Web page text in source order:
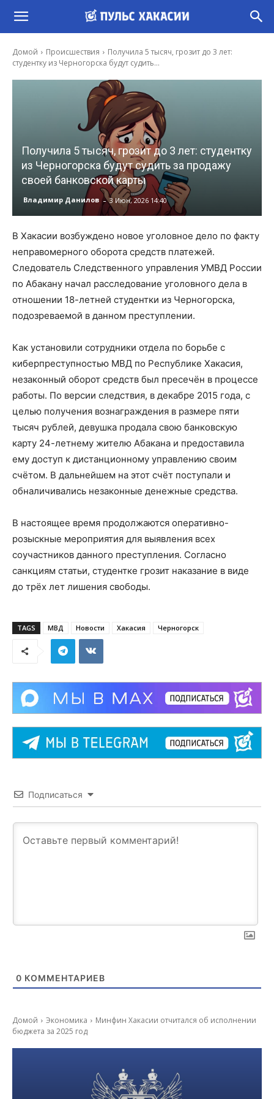
Домой Происшествия
Получила 5 тысяч, грозит до 3 лет:
студентку из Черногорска будут судить...
Получила 5 тысяч, грозит до 3 лет: студентку
из Черногорска будут судить за продажу
своей банковской карты
Владимир Данилов - 3 Июн, 2026 14:40
В Хакасии возбуждено новое уголовное дело по факту
неправомерного оборота средств платежей.
Следователь Следственного управления УМВД России
по Абакану начал расследование уголовного дела в
отношении 18-летней студентки из Черногорска,
подозреваемой в данном преступлении.
Как установили сотрудники отдела по борьбе с
киберпреступностью МВД по Республике Хакасия,
незаконный оборот средств был пресечён в процессе
работы. По версии следствия, в декабре 2015 года, с
целью получения вознаграждения в размере пяти
тысяч рублей, девушка продала свою банковскую
карту 24-летнему жителю Абакана и предоставила
ему доступ к дистанционному управлению своим
счётом. В дальнейшем на этот счёт поступали и
обналичивались незаконные денежные средства.
В настоящее время продолжаются оперативно-
розыскные мероприятия для выявления всех
соучастников данного преступления. Согласно
санкциям статьи, студентке грозит наказание в виде
до трёх лет лишения свободы.
TAGS МВД Новости Хакасия Черногорск
Подписаться
0 КОММЕНТАРИЕВ